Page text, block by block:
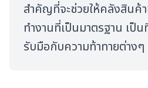
สำคัญที่จะช่วยให้คลังสินค้
ทำงานที่เป็นมาตรฐาน เป็
รับมือกับความท้าทายต่างๆ